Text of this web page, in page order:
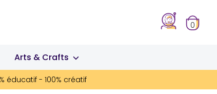
0
Arts & Crafts
éducatif - 100% créatif